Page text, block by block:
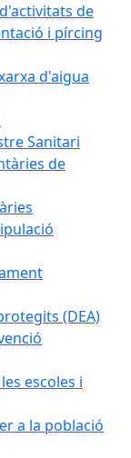
de
i pírcing
d'aigua
Sanitari
de
(DEA)
escoles i
a la població